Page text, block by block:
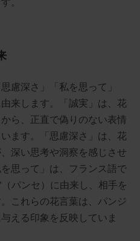
慮深さ」「私を思って」
来します。「誠実」は、花
ら、正直で偽りのない表情
ます。「思慮深さ」は、花
深い思考や洞察を感じさせ
思って」は、フランス語で
パンセ）に由来し、相手を
これらの花言葉は、パンジ
える印象を反映していま